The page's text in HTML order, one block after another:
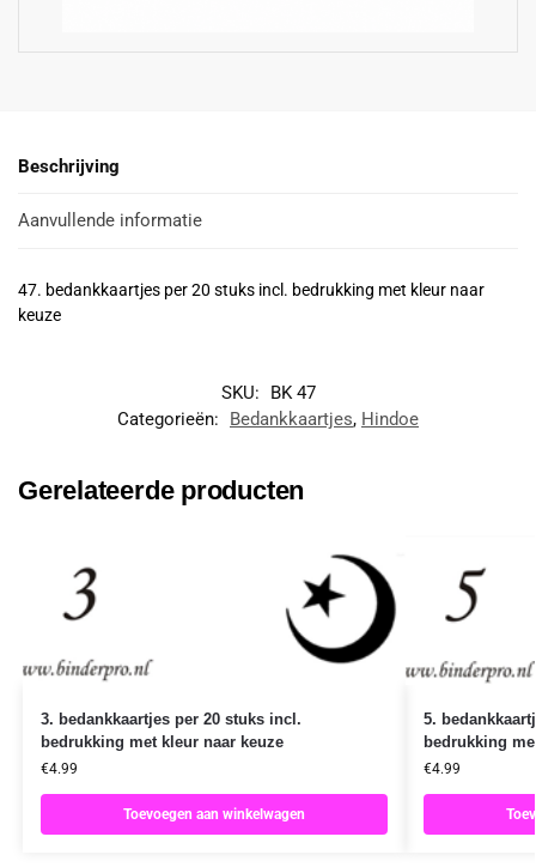
Beschrijving
Aanvullende informatie
47. bedankkaartjes per 20 stuks incl. bedrukking met kleur naar
keuze
SKU:
BK 47
Categorieën:
Bedankkaartjes, Hindoe
Gerelateerde producten
3. bedankkaartjes per 20 stuks incl.
bedrukking met kleur naar keuze
€4.99
Toevoegen aan winkelwagen
5.
bedrukking
€4.99